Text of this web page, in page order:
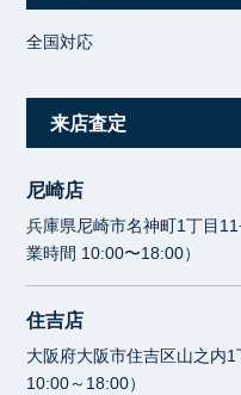
全国対応
来店査定
尼崎店
兵庫県尼崎市名神町1丁目
業時間 10:00〜18:00）
住吉店
大阪府大阪市住吉区山之内
10:00～18:00）